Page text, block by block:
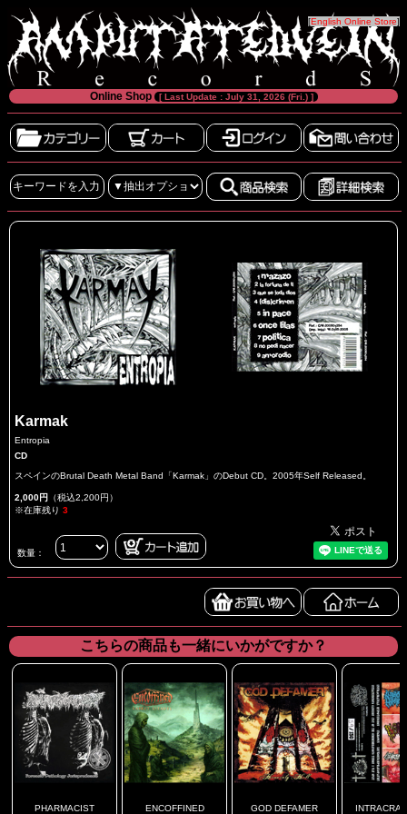
[English Online Store]
Online Shop [ Last Update : July 31, 2026 (Fri.) ]
Karmak
Entropia
CD
スペインのBrutal Death Metal Band「Karmak」のDebut CD。2005年Self Released。
2,000円 （税込2,200円）
※在庫残り 3
数量：
こちらの商品も一緒にいかがですか？
PHARMACIST ENCOFFINED GOD DEFAMER